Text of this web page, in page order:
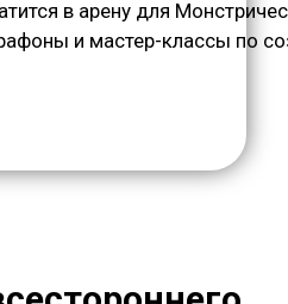
в арену для
и мастер-классы по